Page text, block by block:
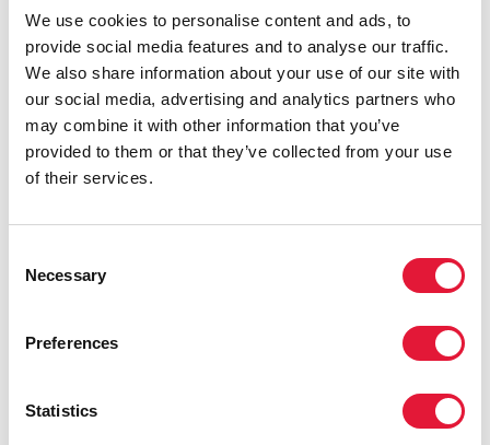
We use cookies to personalise content and ads, to
provide social media features and to analyse our traffic.
We also share information about your use of our site with
our social media, advertising and analytics partners who
may combine it with other information that you’ve
provided to them or that they’ve collected from your use
of their services.
Selection
Necessary
Preferences
Statistics
Toumani Diabaté, Ambassadeur
international de bonne volonté de
l'ONUSIDA
Toumani Diabaté, joueur de kora, est un musicien de notoriété
Toumani Diabaté est le descendant d’une longue tradition de
griots et de chanteurs de gospel. Il a mêlé cette ancienne tradition
musicale d’Afrique de l’Ouest à d’autres musiques modernes et
un rôle déterminant dans l’introduction de la kora, une harpe luth
à 21 cordes, au public du monde entier et en faisant de la kora un
En tant que musicien de renommée internationale et défenseur
de la lutte contre le sida, Toumani Diabaté, avec sa proximité et